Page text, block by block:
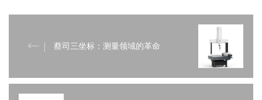
蔡司三坐标：测量领域的革命